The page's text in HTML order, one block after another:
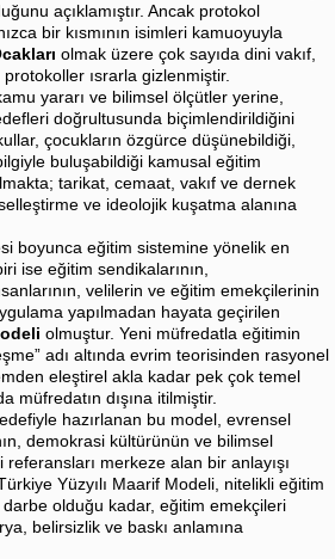
açıklamıştır. Ancak protokol
bir kısmının isimleri kamuoyuyla
olmak üzere çok sayıda dini vakıf,
ısrarla gizlenmiştir.
yararı ve bilimsel ölçütler yerine,
doğrultusunda biçimlendirildiğini
çocukların özgürce düşünebildiği,
buluşabildiği kamusal eğitim
tarikat, cemaat, vakıf ve dernek
ve ideolojik kuşatma alanına
boyunca eğitim sistemine yönelik en
ise eğitim sendikalarının,
velilerin ve eğitim emekçilerinin
yapılmadan hayata geçirilen
olmuştur. Yeni müfredatla eğitimin
adı altında evrim teorisinden rasyonel
eleştirel akla kadar pek çok temel
müfredatın dışına itilmiştir.
hazırlanan bu model, evrensel
demokrasi kültürünün ve bilimsel
merkeze alan bir anlayışı
Yüzyılı Maarif Modeli, nitelikli eğitim
darbe olduğu kadar, eğitim emekçileri
belirsizlik ve baskı anlamına